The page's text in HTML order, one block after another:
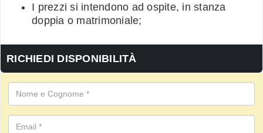
I prezzi si intendono ad ospite, in stanza
doppia o matrimoniale;
RICHIEDI DISPONIBILITÀ